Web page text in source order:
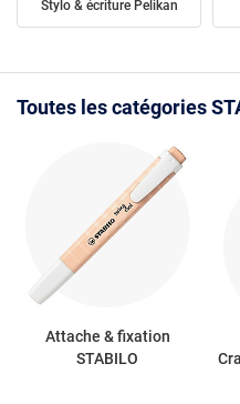
Stylo & écriture Pelikan
Toutes les catégories
Attache & fixation
STABILO